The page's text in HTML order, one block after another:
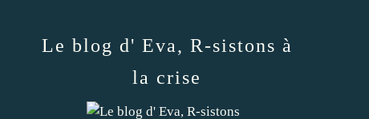
Le blog d' Eva, R-sistons à
la crise